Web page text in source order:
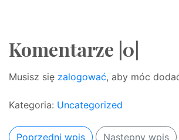
Komentarze |0|
Musisz się zalogować, aby móc
Kategoria: Uncategorized
Poprzedni wpis Następny wpis